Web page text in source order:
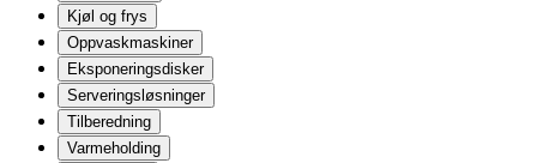
Kjøl og frys
Oppvaskmaskiner
Eksponeringsdisker
Serveringsløsninger
Tilberedning
Varmeholding